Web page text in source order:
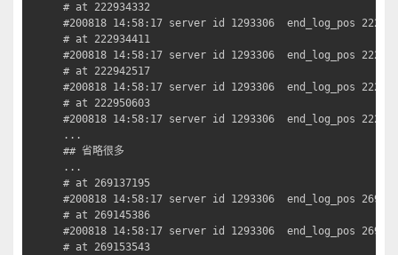
# at 222934332
#200818 14:58:17 server id 1293306  end_log_pos
# at 222934411
#200818 14:58:17 server id 1293306  end_log_pos
# at 222942517
#200818 14:58:17 server id 1293306  end_log_pos
# at 222950603
#200818 14:58:17 server id 1293306  end_log_pos
...
## 省略很多
...
# at 269137195
#200818 14:58:17 server id 1293306  end_log_pos
# at 269145386
#200818 14:58:17 server id 1293306  end_log_pos
# at 269153543